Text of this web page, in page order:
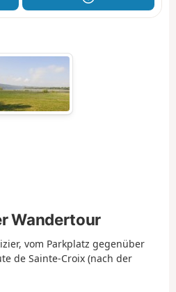
Wandertour
vom Parkplatz gegenüber
de Sainte-Croix (nach der